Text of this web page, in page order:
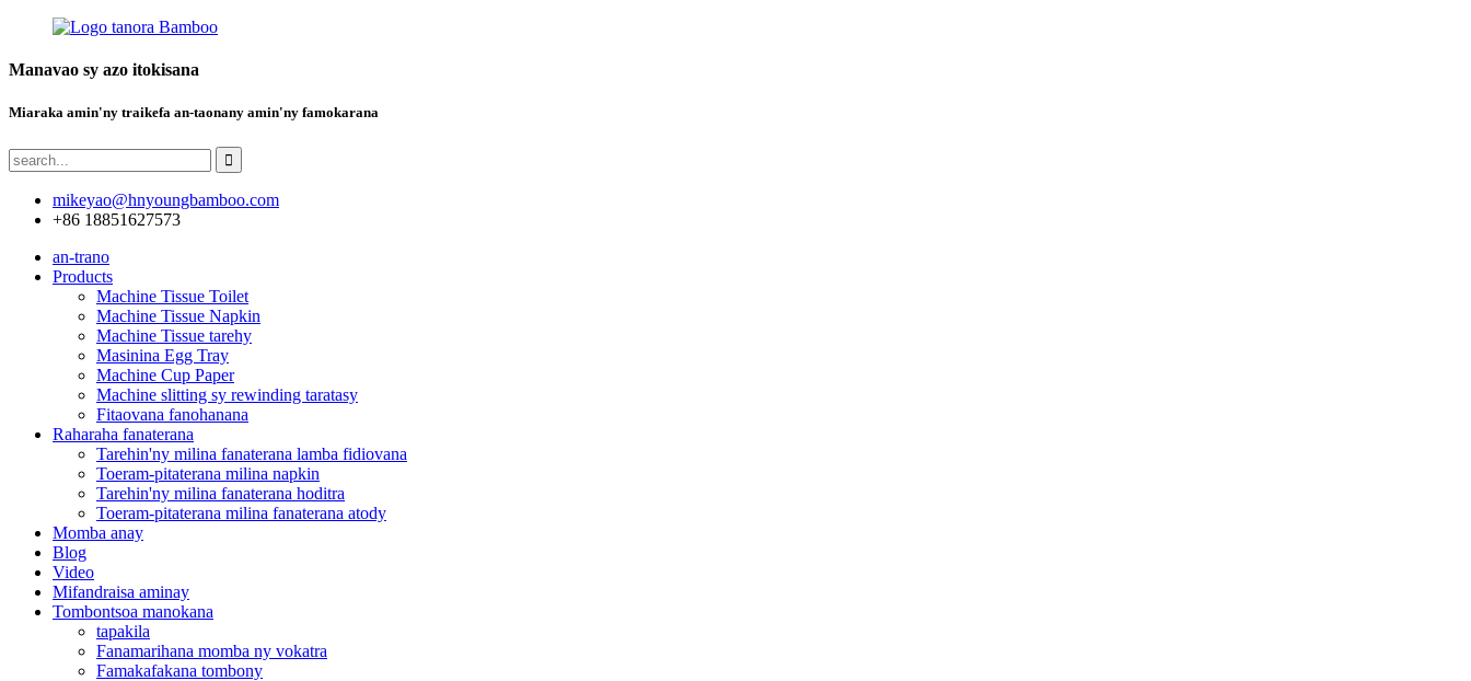
Manavao sy azo itokisana
Miaraka amin'ny traikefa an-taonany amin'ny famokarana
mikeyao@hnyoungbamboo.com
+86 18851627573
an-trano
Products
Machine Tissue Toilet
Machine Tissue Napkin
Machine Tissue tarehy
Masinina Egg Tray
Machine Cup Paper
Machine slitting sy rewinding taratasy
Fitaovana fanohanana
Raharaha fanaterana
Tarehin'ny milina fanaterana lamba fidiovana
Toeram-pitaterana milina napkin
Tarehin'ny milina fanaterana hoditra
Toeram-pitaterana milina fanaterana atody
Momba anay
Blog
Video
Mifandraisa aminay
Tombontsoa manokana
tapakila
Fanamarihana momba ny vokatra
Famakafakana tombony